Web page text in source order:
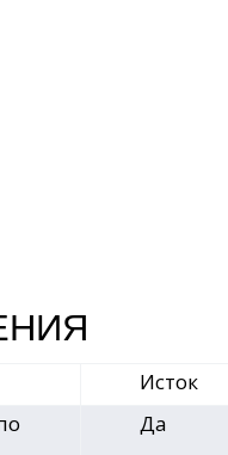
Исток
Да